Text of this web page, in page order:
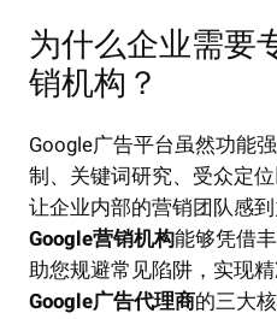
为什么企业需要
销机构？
Google广告平台虽然功能
制、关键词研究、受众定
让企业内部的营销团队感
Google营销机构能够凭借
助您规避常见陷阱，实现
Google广告代理商的三大